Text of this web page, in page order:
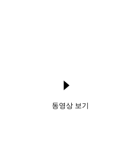
동영상 보기